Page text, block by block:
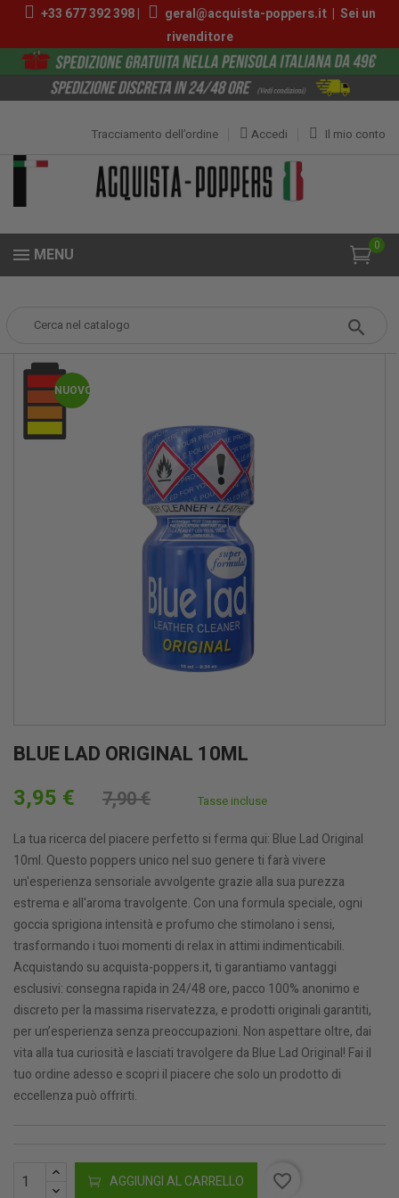
+33 677 392 398 | geral@acquista-poppers.it| Sei un
rivenditore
Il mio conto
Accedi
Tracciamento dell’ordine
0
MENU
NUOVO
BLUE LAD ORIGINAL 10ML
3,95 € 7,90 € Tasse incluse
La tua ricerca del piacere perfetto si ferma qui: Blue Lad Original
10ml. Questo poppers unico nel suo genere ti farà vivere
un'esperienza sensoriale avvolgente grazie alla sua purezza
estrema e all'aroma travolgente. Con una formula speciale, ogni
goccia sprigiona intensità e profumo che stimolano i sensi,
trasformando i tuoi momenti di relax in attimi indimenticabili.
Acquistando su acquista-poppers.it, ti garantiamo vantaggi
esclusivi: consegna rapida in 24/48 ore, pacco 100% anonimo e
discreto per la massima riservatezza, e prodotti originali garantiti,
per un’esperienza senza preoccupazioni. Non aspettare oltre, dai
vita alla tua curiosità e lasciati travolgere da Blue Lad Original! Fai il
tuo ordine adesso e scopri il piacere che solo un prodotto di
eccellenza può offrirti.
AGGIUNGI AL CARRELLO favorite_border